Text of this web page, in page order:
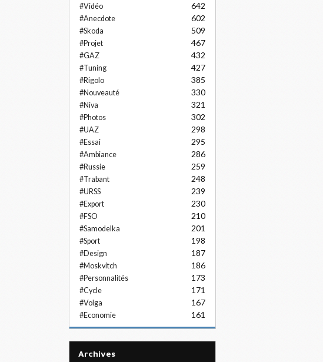
#Vidéo 642
#Anecdote 602
#Skoda 509
#Projet 467
#GAZ 432
#Tuning 427
#Rigolo 385
#Nouveauté 330
#Niva 321
#Photos 302
#UAZ 298
#Essai 295
#Ambiance 286
#Russie 259
#Trabant 248
#URSS 239
#Export 230
#FSO 210
#Samodelka 201
#Sport 198
#Design 187
#Moskvitch 186
#Personnalités 173
#Cycle 171
#Volga 167
#Economie 161
Archives